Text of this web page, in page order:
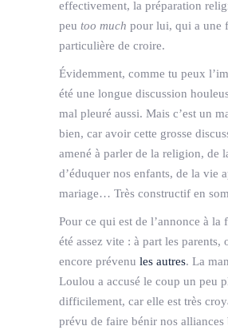
effectivement, la préparation
peu too much pour lui, qui a une
particulière de croire.
Évidemment, comme tu peux
été une longue discussion
mal pleuré aussi. Mais c’est un
bien, car avoir cette grosse
amené à parler de la religion, de
d’éduquer nos enfants, de la vie
mariage… Très constructif en
Pour ce qui est de l’annonce à la
été assez vite : à part les parents,
encore prévenu les autres. La
Loulou a accusé le coup un peu
difficilement, car elle est très
prévu de faire bénir nos alliances